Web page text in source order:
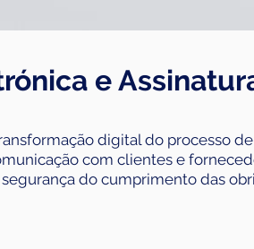
e
digital do processo
com clientes e
do cumprimento das